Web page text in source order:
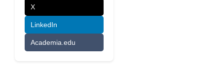
X
LinkedIn
Academia.edu